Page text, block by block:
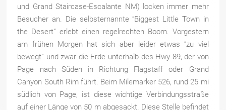
und Grand Staircase-Escalante NM) locken immer mehr
Besucher an. Die selbsternannte “Biggest Little Town in
the Desert” erlebt einen regelrechten Boom. Vorgestern
am frühen Morgen hat sich aber leider etwas “zu viel
bewegt” und zwar die Erde unterhalb des Hwy 89, der von
Page nach Süden in Richtung Flagstaff oder Grand
Canyon South Rim führt. Beim Milemarker 526, rund 25 mi
südlich von Page, ist diese wichtige Verbindungsstraße
auf einer Länge von 50 m abgesackt. Diese Stelle befindet